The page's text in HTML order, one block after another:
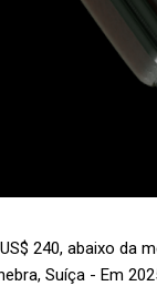
240, abaixo da
Suíça - Em